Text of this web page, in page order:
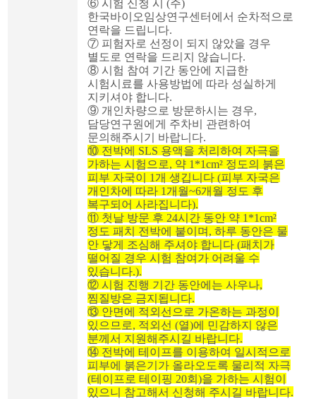
⑥ 시험 신청 시 (주)
한국바이오임상연구센터에서 순차적으로
연락을 드립니다.
⑦ 피험자로 선정이 되지 않았을 경우
별도로 연락을 드리지 않습니다.
⑧ 시험 참여 기간 동안에 지급한
시험시료를 사용방법에 따라 성실하게
지키셔야 합니다.
⑨ 개인차량으로 방문하시는 경우,
담당연구원에게 주차비 관련하여
문의해주시기 바랍니다.
⑩ 전박에 SLS 용액을 처리하여 자극을
가하는 시험으로, 약 1*1cm² 정도의 붉은
피부 자국이 1 개 생깁니다 (피부 자국은
개인차에 따라 1 개월~6개월 정도 후
복구되어 사라집니다).
⑪ 첫날 방문 후 24시간 동안 약 1*1cm²
정도 패치 전박에 붙이며 , 하루 동안은 물
안 닿게 조심해 주셔야 합니다 (패치가
떨어질 경우 시험 참여가 어려울 수
있습니다.).
⑫ 시험 진행 기간 동안에는 사우나,
찜질방은 금지됩니다.
⑬ 안면에 적외선으로 가온하는 과정이
있으므로, 적외선 (열)에 민감하지 않은
분께서 지원해주시길 바랍니다.
⑭ 전박에 테이프를 이용하여 일시적으로
피부에 붉은기가 올라오도록 물리적 자극
(테이프로 테이핑 20회 )을 가하는 시험이
있으니 참고해서 신청해 주시길 바랍니다.